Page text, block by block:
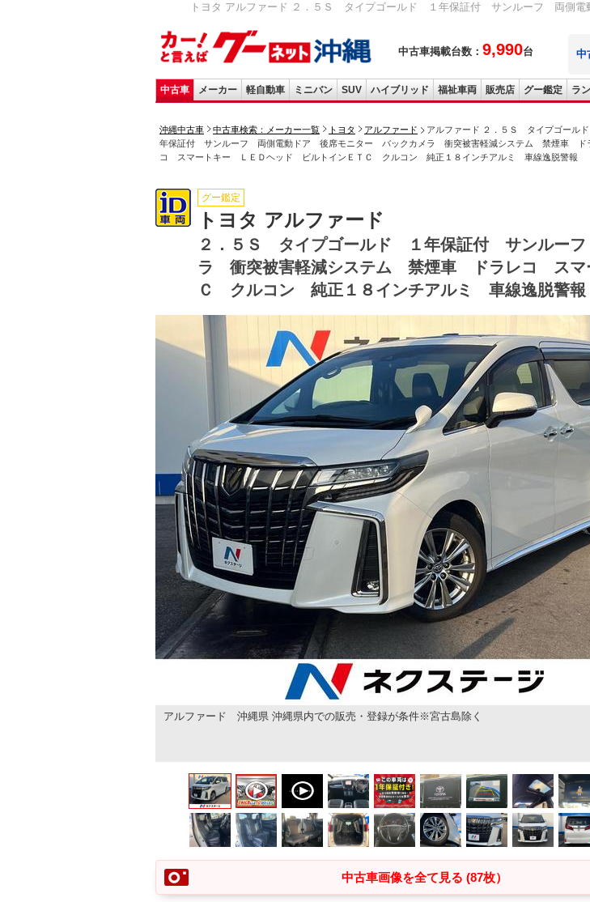
トヨタ アルファード ２．５Ｓ タイプゴールド １年保証付 サンルーフ 両側
中古車掲載台数： 9,990台 中
中古車 メーカー 軽自動車 ミニバン SUV ハイブリッド 福祉車両 販売店 グー鑑定 ラ
沖縄中古車 中古車検索：メーカー一覧 トヨタ アルファード
アルファード ２．５Ｓ タイプゴール
年保証付 サンルーフ 両側電動ドア 後席モニター バックカメラ 衝突被害軽減システム 禁煙車 ド
コ スマートキー ＬＥＤヘッド ビルトインＥＴＣ クルコン 純正１８インチアルミ 車線逸脱警報
グー鑑定
トヨタ アルファード
２．５Ｓ タイプゴールド １年保証付 サンルー
ラ 衝突被害軽減システム 禁煙車 ドラレコ スマ
Ｃ クルコン 純正１８インチアルミ 車線逸脱警報
アルファード 沖縄県 沖縄県内での販売・登録が条件※宮古島除く
中古車画像を全て見る (87枚）